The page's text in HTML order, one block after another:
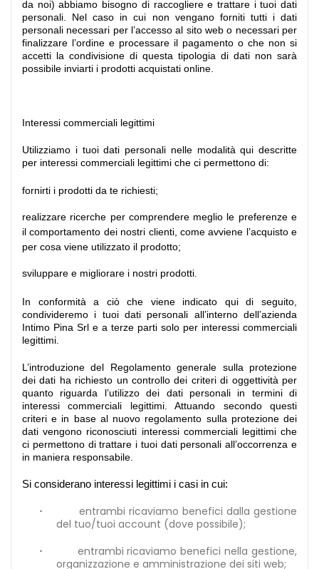
da noi) abbiamo bisogno di raccogliere e trattare i tuoi dati
personali. Nel caso in cui non vengano forniti tutti i dati
personali necessari per l’accesso al sito web o necessari per
finalizzare l’ordine e processare il pagamento o che non si
accetti la condivisione di questa tipologia di dati non sarà
possibile inviarti i prodotti acquistati online.
Interessi commerciali legittimi
Utilizziamo i tuoi dati personali nelle modalità qui descritte
per interessi commerciali legittimi che ci permettono di:
fornirti i prodotti da te richiesti;
realizzare ricerche per comprendere meglio le preferenze e
il comportamento dei nostri clienti, come avviene l’acquisto e
per cosa viene utilizzato il prodotto;
sviluppare e migliorare i nostri prodotti.
In conformità a ciò che viene indicato qui di seguito,
condivideremo i tuoi dati personali all’interno dell’azienda
Intimo Pina Srl e a terze parti solo per interessi commerciali
legittimi.
L’introduzione del Regolamento generale sulla protezione
dei dati ha richiesto un controllo dei criteri di oggettività per
quanto riguarda l’utilizzo dei dati personali in termini di
interessi commerciali legittimi. Attuando secondo questi
criteri e in base al nuovo regolamento sulla protezione dei
dati vengono riconosciuti interessi commerciali legittimi che
ci permettono di trattare i tuoi dati personali all’occorrenza e
in maniera responsabile.
Si considerano interessi legittimi i casi in cui:
·
entrambi ricaviamo benefici dalla gestione
del tuo/tuoi account (dove possibile);
·
entrambi ricaviamo benefici nella gestione,
organizzazione e amministrazione dei siti web;